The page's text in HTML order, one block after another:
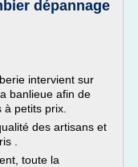
dépannage
intervient sur
banlieue afin de
petits prix.
des artisans et
.
toute la